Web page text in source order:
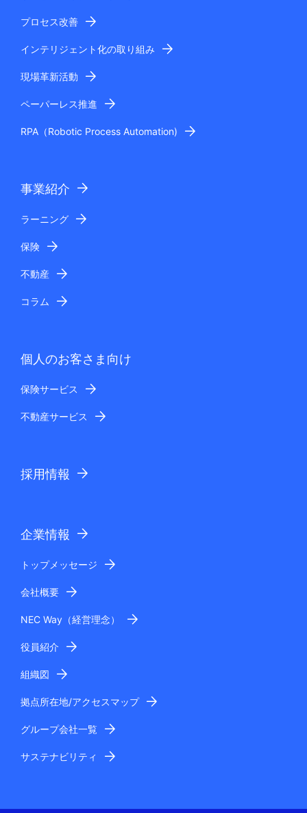
プロセス改善
インテリジェント化の取り組み
現場革新活動
ペーパーレス推進
RPA（Robotic Process Automation)
事業紹介
ラーニング
保険
不動産
コラム
個人のお客さま向け
保険サービス
不動産サービス
採用情報
企業情報
トップメッセージ
会社概要
NEC Way（経営理念）
役員紹介
組織図
拠点所在地/アクセスマップ
グループ会社一覧
サステナビリティ